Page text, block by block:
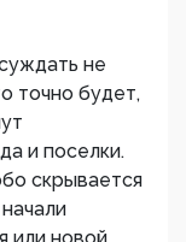
не
точно будет,
и поселки.
скрывается